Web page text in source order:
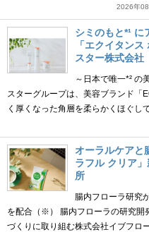
2026年
シミのもと*¹
「エクイタン
スター株式会社
～日本で唯一*² の
スターグループは、美容ブランド「
く厚くなった角層を柔らかくほぐ
オーラルケアと
ラフル クリア
所
腸内フローラ研究
を配合（※） 腸内フローラの研究開
づくりに取り組む株式会社イブフロ